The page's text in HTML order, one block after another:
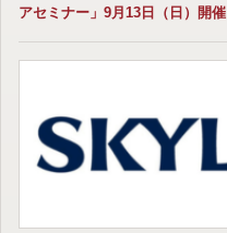
アセミナー」9月13日（日）開催